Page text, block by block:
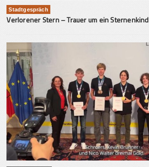
Stadtgespräch
Verlorener Stern – Trauer um ein Sternenkind